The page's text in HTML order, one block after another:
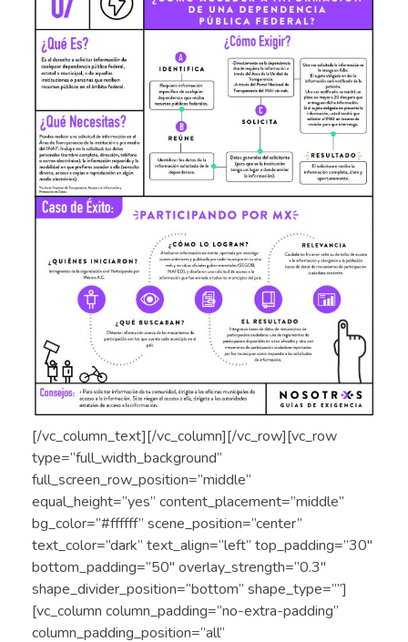
[/vc_column_text][/vc_column][/vc_row][vc_row
type=”full_width_background”
full_screen_row_position=”middle”
equal_height=”yes” content_placement=”middle”
bg_color=”#ffffff” scene_position=”center”
text_color=”dark” text_align=”left” top_padding=”30″
bottom_padding=”50″ overlay_strength=”0.3″
shape_divider_position=”bottom” shape_type=””]
[vc_column column_padding=”no-extra-padding”
column_padding_position=”all”